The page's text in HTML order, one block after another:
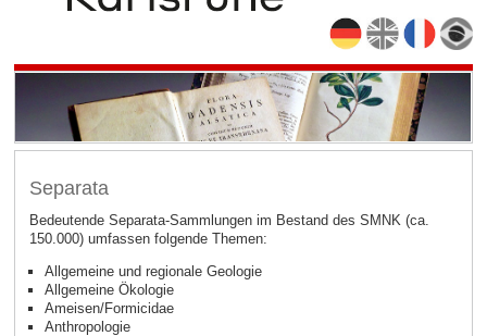
Separata
Bedeutende Separata-Sammlungen im Bestand des SMNK (ca.
150.000) umfassen folgende Themen:
Allgemeine und regionale Geologie
Allgemeine Ökologie
Ameisen/Formicidae
Anthropologie